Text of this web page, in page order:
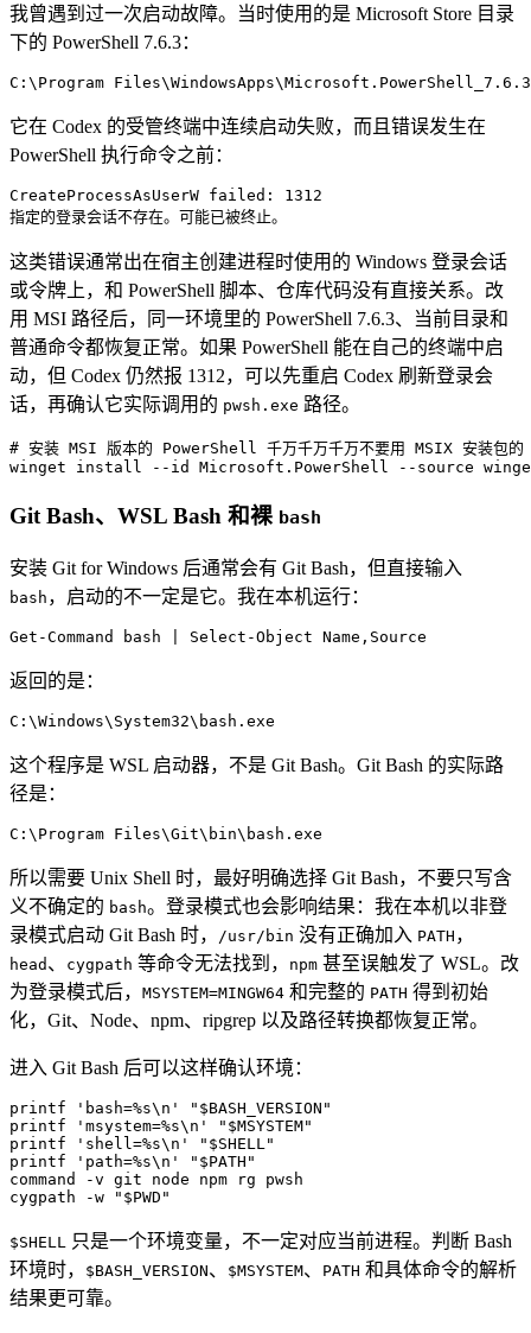
我曾遇到过一次启动故障。当时使用的是 Microsoft Store 目录
下的 PowerShell 7.6.3：
C:\Program
它在 Codex 的受管终端中连续启动失败，而且错误发生在
PowerShell 执行命令之前：
CreateProcessAsUserW failed: 1312
指定的登录会话不存在。可能已被终止。
这类错误通常出在宿主创建进程时使用的 Windows 登录会话
或令牌上，和 PowerShell 脚本、仓库代码没有直接关系。改
用 MSI 路径后，同一环境里的 PowerShell 7.6.3、当前目录和
普通命令都恢复正常。如果 PowerShell 能在自己的终端中启
动，但 Codex 仍然报 1312，可以先重启 Codex 刷新登录会
话，再确认它实际调用的 pwsh.exe 路径。
# 安装 MSI 版本的 PowerShell 千万千万千万不要用 MSIX 安装包
winget install --id Microsoft.PowerShell --source
Git Bash、WSL Bash 和裸 bash
安装 Git for Windows 后通常会有 Git Bash，但直接输入
bash ，启动的不一定是它。我在本机运行：
Get-Command bash Select-Object Name , Source
返回的是：
C:\Windows\System32\bash.exe
这个程序是 WSL 启动器，不是 Git Bash。Git Bash 的实际路
径是：
C:\Program Files\Git\bin\bash.exe
所以需要 Unix Shell 时，最好明确选择 Git Bash，不要只写含
义不确定的 bash。登录模式也会影响结果：我在本机以非登
录模式启动 Git Bash 时，
/usr/bin 没有正确加入 PATH ，
head 、 cygpath 等命令无法找到， npm 甚至误触发了 WSL。改
为登录模式后， MSYSTEM=MINGW64 和完整的 PATH 得到初始
化，Git、Node、npm、ripgrep 以及路径转换都恢复正常。
进入 Git Bash 后可以这样确认环境：
printf 'bash=%s\n' " $BASH_VERSION "
printf 'msystem=%s\n' " $MSYSTEM"
printf 'shell=%s\n' " $SHELL"
printf 'path=%s\n' " $PATH "
command
-v git node npm rg pwsh
cygpath -w " $PWD "
$SHELL 只是一个环境变量，不一定对应当前进程。判断 Bash
环境时，
$BASH_VERSION、 $MSYSTEM、 PATH 和具体命令的解析
结果更可靠。